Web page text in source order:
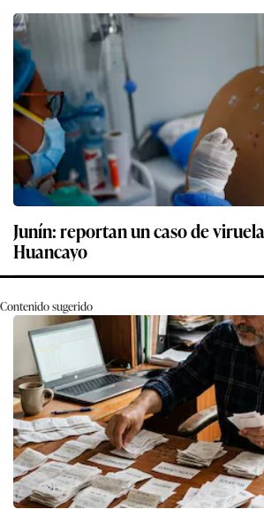
Junín: reportan un caso de
Huancayo
Contenido sugerido